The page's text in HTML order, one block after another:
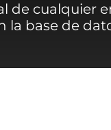
de cualquier
la base de